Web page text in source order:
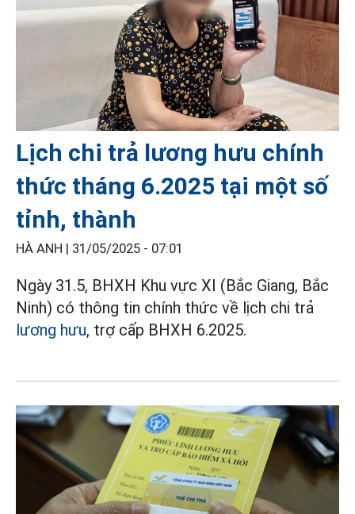
Lịch chi trả lương hưu chính
thức tháng 6.2025 tại một số
tỉnh, thành
HÀ ANH | 31/05/2025 - 07:01
Ngày 31.5, BHXH Khu vực XI (Bắc Giang, Bắc
Ninh) có thông tin chính thức về lịch chi trả
lương hưu, trợ cấp BHXH 6.2025.